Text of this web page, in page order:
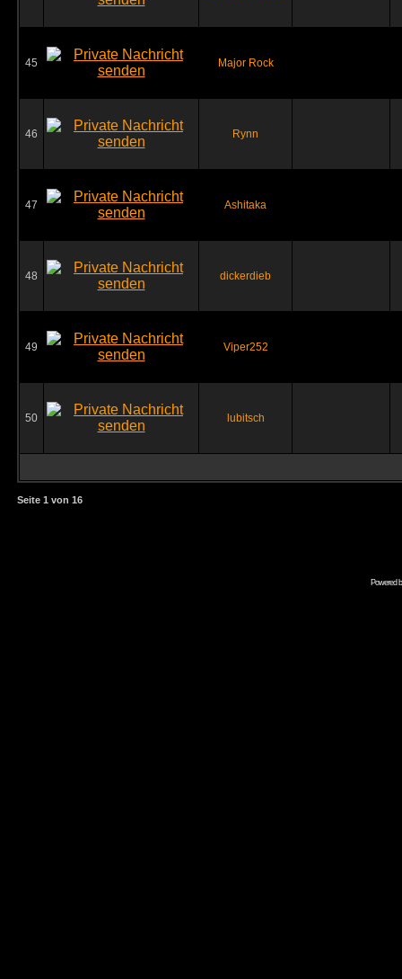
45 Major Rock
46 Rynn
47 Ashitaka
48 dickerdieb
49 Viper252
50 lubitsch
Seite 1 von 16
Powered